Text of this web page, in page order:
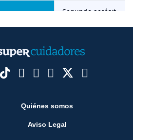
Quiénes somos
Aviso Legal